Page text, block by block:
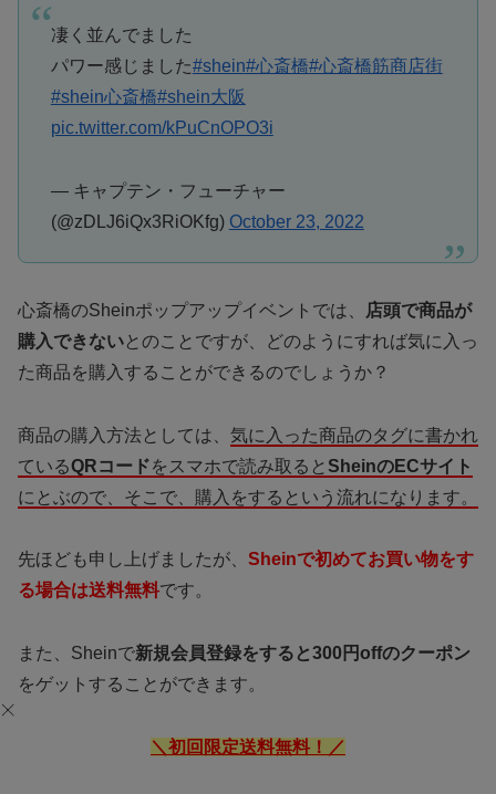
凄く並んでました
パワー感じました#shein#心斎橋#心斎橋筋商店街
#shein心斎橋#shein大阪
pic.twitter.com/kPuCnOPO3i
— キャプテン・フューチャー
(@zDLJ6iQx3RiOKfg) October 23, 2022
心斎橋のSheinポップアップイベントでは、
店頭で商品が
購入できないとのことですが、どのようにすれば気に入っ
た商品を購入することができるのでしょうか？
商品の購入方法としては、 気に入った商品のタグに書かれ
ているQRコードをスマホで読み取ると SheinのECサイト
にとぶので、そこで、購入をするという流れになります。
先ほども申し上げましたが、 Sheinで初めてお買い物をす
る場合は送料無料です。
また、Sheinで新規会員登録をすると300円offのクーポン
をゲットすることができます。
＼初回限定送料無料！／